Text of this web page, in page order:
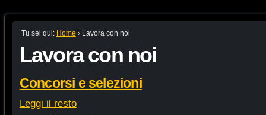
Tu sei qui: Home › Lavora con noi
Lavora con noi
Concorsi e selezioni
Leggi il resto